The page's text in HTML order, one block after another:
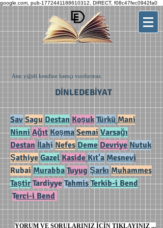
google.com, pub-1772441188610312, DIRECT, f08c47fec0942fa0
Atın yiğidi kendine kamçı vurdurmaz.
DİNLEDEBİYAT
Sav Sagu Destan Koşuk Türkü Mani
Ninni Ağıt Koşma Semai Varsağı
Destan İlahi Nefes Deme Devriye Nutuk
Şathiye Gazel Kaside Kıt'a Mesnevi
Rubai Murabba Tuyug Şarkı Muhammes
Taştir Tardiyye Tahmis Terkib-i Bend
Terci-i Bend
YORUM VE SORULARINIZ İÇİN TIKLAYINIZ ...